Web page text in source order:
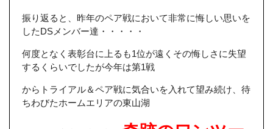
振り返ると、昨年のペア戦において非常に悔しい思いを
したDSメンバー達・・・・・
何度となく表彰台に上るも1位が遠くその悔しさに失望
するくらいでしたが今年は第1戦
からトライアル＆ペア戦に気合いを入れて望み続け、待
ちわびたホームエリアの東山湖